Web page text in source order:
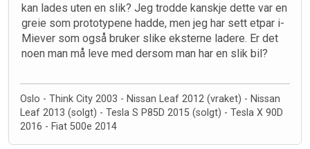
kan lades uten en slik? Jeg trodde kanskje dette var en
greie som prototypene hadde, men jeg har sett etpar i-
Miever som også bruker slike eksterne ladere. Er det
noen man må leve med dersom man har en slik bil?
Oslo - Think City 2003 - Nissan Leaf 2012 (vraket) - Nissan
Leaf 2013 (solgt) - Tesla S P85D 2015 (solgt) - Tesla X 90D
2016 - Fiat 500e 2014